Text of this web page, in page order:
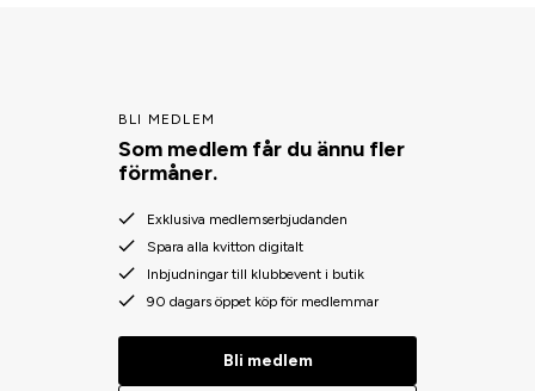
BLI MEDLEM
Som medlem får du ännu fler
förmåner.
Exklusiva medlemserbjudanden
Spara alla kvitton digitalt
Inbjudningar till klubbevent i butik
90 dagars öppet köp för medlemmar
Bli medlem